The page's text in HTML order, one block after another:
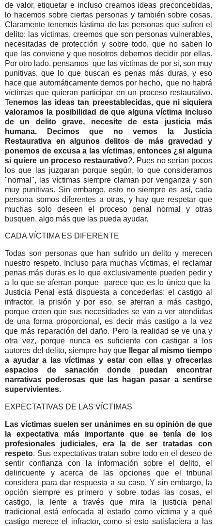
de valor, etiquetar e incluso crearnos ideas preconcebidas,
lo hacemos sobre ciertas personas y también sobre cosas.
Claramente tenemos lástima de las personas que sufren el
delito: las víctimas, creemos que son personas vulnerables,
necesitadas de protección y sobre todo, que no saben lo
que las conviene y que nosotros debemos decidir por ellas.
Por otro lado, pensamos que las víctimas de por si, son muy
punitivas, que lo que buscan es penas más duras, y eso
hace que automáticamente demos por hecho, que no habrá
víctimas que quieran participar en un proceso restaurativo.
Tenemos las ideas tan preestablecidas, que ni siquiera
valoramos la posibilidad de que alguna víctima incluso
de un delito grave, necesite de esta justicia más
humana. Decimos que no vemos la Justicia
Restaurativa en algunos delitos de más gravedad y
ponemos de excusa a las víctimas, entonces ¿si alguna
si quiere un proceso restaurativo?. Pues no serían pocos
los que las juzgaran porque según, lo que consideramos
"normal", las víctimas siempre claman por venganza y son
muy punitivas. Sin embargo, esto no siempre es así, cada
persona somos diferentes a otras, y hay que respetar que
muchas solo deseen el proceso penal normal y otras
busquen, algo más que las pueda ayudar.
CADA VÍCTIMA ES DIFERENTE
Todas son personas que han sufrido un delito y merecen
nuestro respeto. Incluso para muchas víctimas, el reclamar
penas más duras es lo que exclusivamente pueden pedir y
a lo que se aferran porque parece que es lo único que la
Justicia Penal está dispuesta a concederlas: el castigo al
infractor, la prisión y por eso, se aferran a más castigo,
porque creen que sus necesidades se van a ver atendidas
de una forma proporcional, es decir más castigo a la vez
que más reparación del daño. Pero la realidad se ve una y
otra vez, porque nunca es suficiente con castigar a los
autores del delito, siempre hay que llegar al mismo tiempo
a ayudar a las víctimas y estar con ellas y ofrecerlas
espacios de sanación donde puedan encontrar
narrativas poderosas que las hagan pasar a sentirse
supervivientes.
EXPECTATIVAS DE LAS VÍCTIMAS
Las víctimas suelen ser unánimes en su opinión de que
la expectativa más importante que se tenía de los
profesionales judiciales, era la de ser tratadas con
respeto. Sus expectativas tratan sobre todo en el deseo de
sentir confianza con la información sobre el delito, el
delincuente y acerca de las opciones que el tribunal
considera para dar respuesta a su caso. Y sin embargo, la
opción siempre es primero y sobre todas las cosas, el
castigo, la lente a través que mira la justicia penal
tradicional está enfocada al estado como víctima y a qué
castigo merece el infractor, como si esto satisfaciera a las